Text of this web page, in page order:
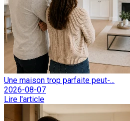
Une maison trop parfaite peut-...
2026-08-07
Lire l'article